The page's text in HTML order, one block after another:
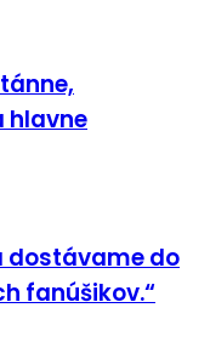
hlavne
dostávame do
fanúšikov.“